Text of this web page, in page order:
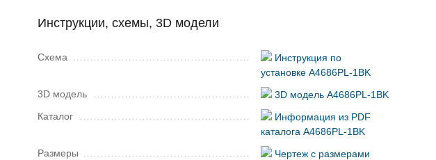
Инструкции, схемы, 3D модели
Схема
Инструкция по
установке A4686PL-1BK
3D модель
3D модель A4686PL-1BK
Каталог
Информация из PDF
каталога A4686PL-1BK
Размеры
Чертеж с размерами